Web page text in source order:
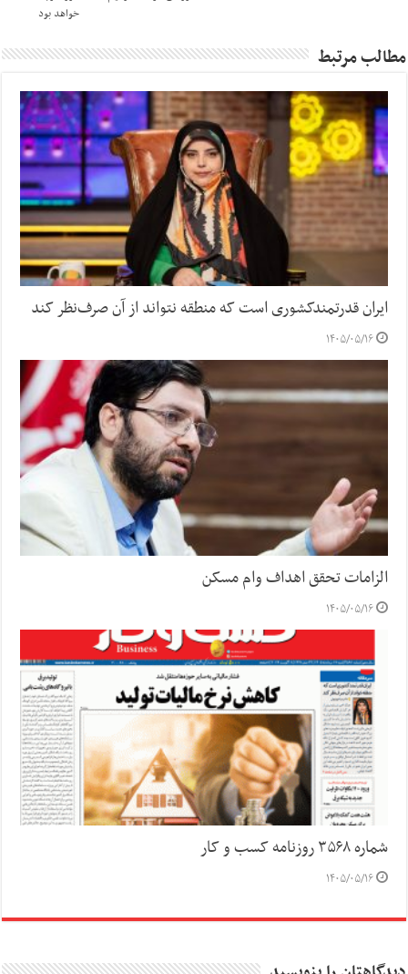
خواهد بود
مطالب مرتبط
ایران قدرتمندکشوری است که منطقه نتواند از آن صرف‌نظر کند
۱۴۰۵/۰۵/۱۶
الزامات تحقق اهداف وام مسکن
۱۴۰۵/۰۵/۱۶
شماره ۳۵۶۸ روزنامه کسب و کار
۱۴۰۵/۰۵/۱۶